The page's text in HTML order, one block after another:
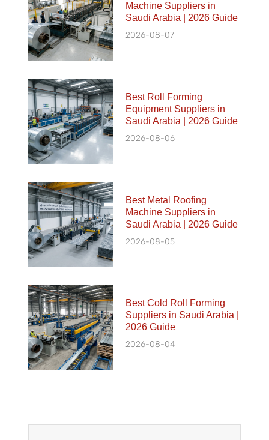
Machine Suppliers in
Saudi Arabia | 2026 Guide
2026-08-07
Best Roll Forming
Equipment Suppliers in
Saudi Arabia | 2026 Guide
2026-08-06
Best Metal Roofing
Machine Suppliers in
Saudi Arabia | 2026 Guide
2026-08-05
Best Cold Roll Forming
Suppliers in Saudi Arabia |
2026 Guide
2026-08-04